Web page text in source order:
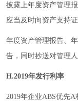
披露上年度资产管理
应当及时向资产支持
年度资产管理报告、
告，同时抄送对管理
H.2019年发行利率
2019年企业ABS优先